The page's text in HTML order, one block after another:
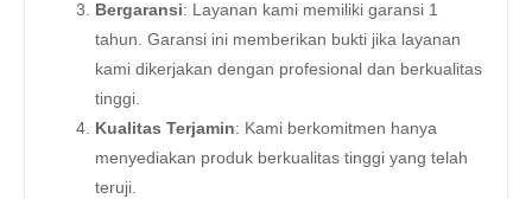
Bergaransi: Layanan kami memiliki garansi 1
tahun. Garansi ini memberikan bukti jika layanan
kami dikerjakan dengan profesional dan berkualitas
tinggi.
Kualitas Terjamin: Kami berkomitmen hanya
menyediakan produk berkualitas tinggi yang telah
teruji.